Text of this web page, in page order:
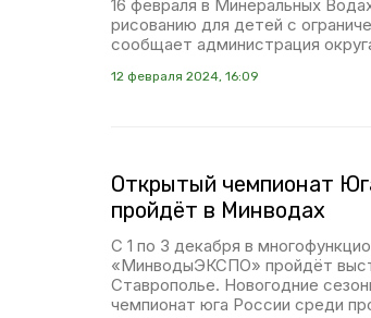
16 февраля в Минеральных
рисованию для детей с
сообщает администрация
12 февраля 2024, 16:09
Открытый чемпионат
пройдёт в Минводах
С 1 по 3 декабря в
«МинводыЭКСПО» пройдёт
Ставрополье. Новогодние
чемпионат юга России среди